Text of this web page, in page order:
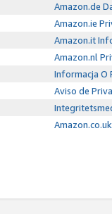
Amazon.de
Amazon.ie
Amazon.it
Amazon.nl
Informacja O
Aviso de